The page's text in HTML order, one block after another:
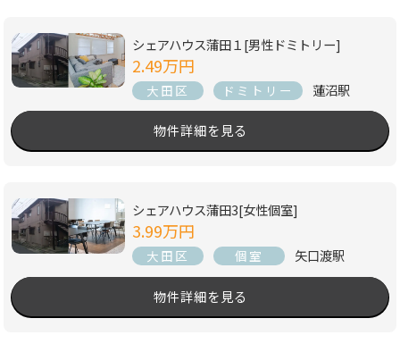
シェアハウス蒲田１[男性ドミトリー]
2.49万円
大田区 ドミトリー 蓮沼駅
物件詳細を見る
シェアハウス蒲田3[女性個室]
3.99万円
大田区 個室 矢口渡駅
物件詳細を見る